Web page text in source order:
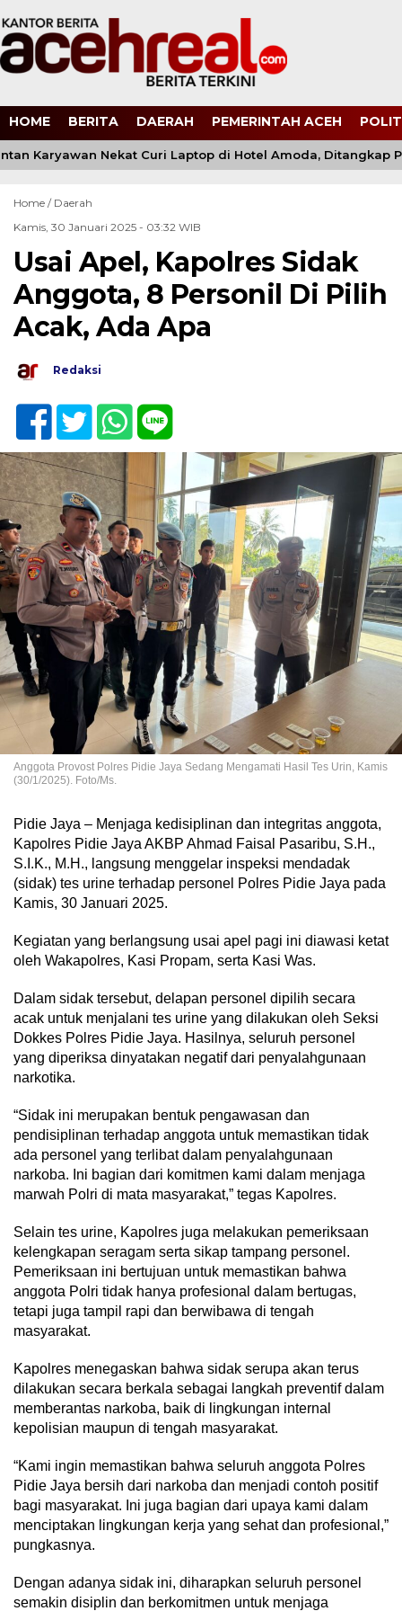
HOME BERITA DAERAH PEMERINTAH ACEH
Karyawan Nekat Curi Laptop di Hotel Amoda, Ditangkap
Home / Daerah
Kamis, 30 Januari 2025 - 03:32 WIB
Usai Apel, Kapolres Sidak
Anggota, 8 Personil Di Pilih
Acak, Ada Apa
Redaksi
Anggota Provost Polres Pidie Jaya Sedang Mengamati Hasil Tes Urin, Kamis
(30/1/2025). Foto/Ms.
Pidie Jaya – Menjaga kedisiplinan dan integritas anggota,
Kapolres Pidie Jaya AKBP Ahmad Faisal Pasaribu, S.H.,
S.I.K., M.H., langsung menggelar inspeksi mendadak
(sidak) tes urine terhadap personel Polres Pidie Jaya pada
Kamis, 30 Januari 2025.
Kegiatan yang berlangsung usai apel pagi ini diawasi ketat
oleh Wakapolres, Kasi Propam, serta Kasi Was.
Dalam sidak tersebut, delapan personel dipilih secara
acak untuk menjalani tes urine yang dilakukan oleh Seksi
Dokkes Polres Pidie Jaya. Hasilnya, seluruh personel
yang diperiksa dinyatakan negatif dari penyalahgunaan
narkotika.
“Sidak ini merupakan bentuk pengawasan dan
pendisiplinan terhadap anggota untuk memastikan tidak
ada personel yang terlibat dalam penyalahgunaan
narkoba. Ini bagian dari komitmen kami dalam menjaga
marwah Polri di mata masyarakat,” tegas Kapolres.
Selain tes urine, Kapolres juga melakukan pemeriksaan
kelengkapan seragam serta sikap tampang personel.
Pemeriksaan ini bertujuan untuk memastikan bahwa
anggota Polri tidak hanya profesional dalam bertugas,
tetapi juga tampil rapi dan berwibawa di tengah
masyarakat.
Kapolres menegaskan bahwa sidak serupa akan terus
dilakukan secara berkala sebagai langkah preventif dalam
memberantas narkoba, baik di lingkungan internal
kepolisian maupun di tengah masyarakat.
“Kami ingin memastikan bahwa seluruh anggota Polres
Pidie Jaya bersih dari narkoba dan menjadi contoh positif
bagi masyarakat. Ini juga bagian dari upaya kami dalam
menciptakan lingkungan kerja yang sehat dan profesional,”
pungkasnya.
Dengan adanya sidak ini, diharapkan seluruh personel
semakin disiplin dan berkomitmen untuk menjaga